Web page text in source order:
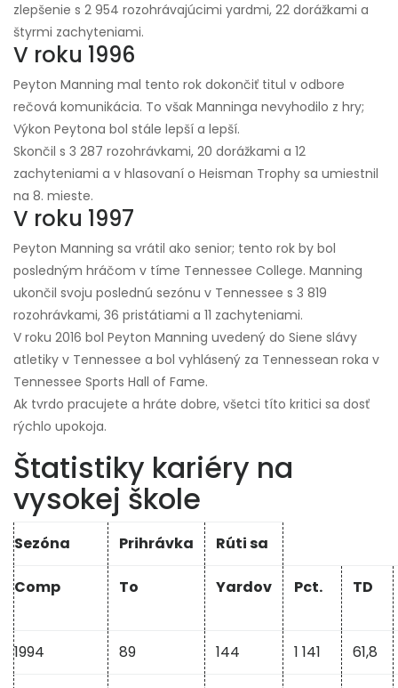
zlepšenie s 2 954 rozohrávajúcimi yardmi, 22 dorážkami a
štyrmi zachyteniami.
V roku 1996
Peyton Manning mal tento rok dokončiť titul v odbore
rečová komunikácia. To však Manninga nevyhodilo z hry;
Výkon Peytona bol stále lepší a lepší.
Skončil s 3 287 rozohrávkami, 20 dorážkami a 12
zachyteniami a v hlasovaní o Heisman Trophy sa umiestnil
na 8. mieste.
V roku 1997
Peyton Manning sa vrátil ako senior; tento rok by bol
posledným hráčom v tíme Tennessee College. Manning
ukončil svoju poslednú sezónu v Tennessee s 3 819
rozohrávkami, 36 pristátiami a 11 zachyteniami.
V roku 2016 bol Peyton Manning uvedený do Siene slávy
atletiky v Tennessee a bol vyhlásený za Tennessean roka v
Tennessee Sports Hall of Fame.
Ak tvrdo pracujete a hráte dobre, všetci títo kritici sa dosť
rýchlo upokoja.
Štatistiky kariéry na
vysokej škole
Sezóna Prihrávka Rúti sa
Comp To Yardov Pct. TD
1994 89 144 1 141 61,8